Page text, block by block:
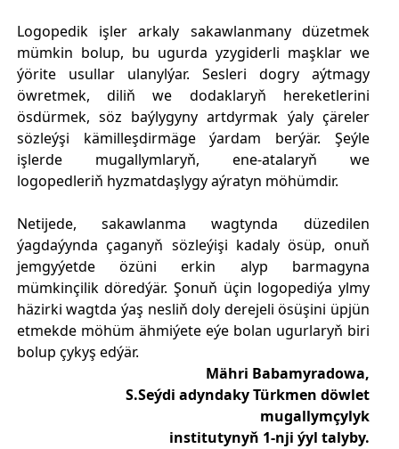
Logopedik işler arkaly sakawlanmany düzetmek
mümkin bolup, bu ugurda yzygiderli maşklar we
ýörite usullar ulanylýar. Sesleri dogry aýtmagy
öwretmek, diliň we dodaklaryň hereketlerini
ösdürmek, söz baýlygyny artdyrmak ýaly çäreler
sözleýşi kämilleşdirmäge ýardam berýär. Şeýle
işlerde mugallymlaryň, ene-atalaryň we
logopedleriň hyzmatdaşlygy aýratyn möhümdir.
Netijede, sakawlanma wagtynda düzedilen
ýagdaýynda çaganyň sözleýişi kadaly ösüp, onuň
jemgyýetde özüni erkin alyp barmagyna
mümkinçilik döredýär. Şonuň üçin logopediýa ylmy
häzirki wagtda ýaş nesliň doly derejeli ösüşini üpjün
etmekde möhüm ähmiýete eýe bolan ugurlaryň biri
bolup çykyş edýär.
Mähri Babamyradowa,
S.Seýdi adyndaky Türkmen döwlet
mugallymçylyk
institutynyň 1-nji ýyl talyby.